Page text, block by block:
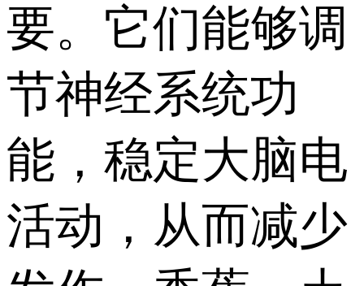
要。它们能够调
节神经系统功
能，稳定大脑电
活动，从而减少